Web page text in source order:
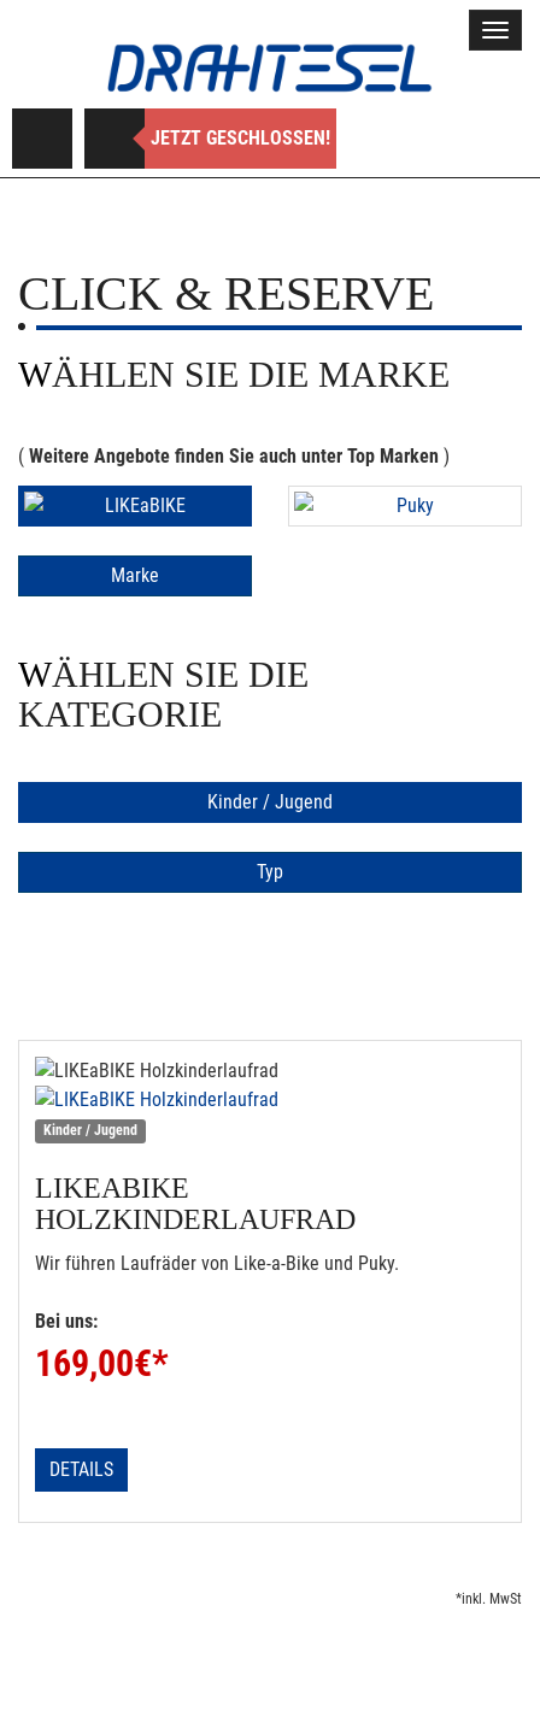
JETZT GESCHLOSSEN!
CLICK & RESERVE
WÄHLEN SIE DIE MARKE
( Weitere Angebote finden Sie auch unter Top Marken )
Marke
WÄHLEN SIE DIE
KATEGORIE
Kinder / Jugend
Typ
Kinder / Jugend
LIKEABIKE
HOLZKINDERLAUFRAD
Wir führen Laufräder von Like-a-Bike und Puky.
Bei uns:
169,00€*
DETAILS
*inkl. MwSt